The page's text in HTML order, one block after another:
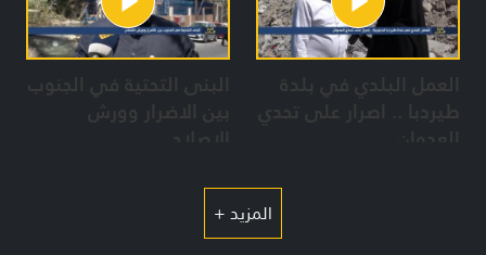
العمل البلدي في بلدة
طيردبا .. اصرار على تحدي
العدوان
البنى التحتية في الجنوب
بين الاضرار وورش
الاصلاح
المزيد +